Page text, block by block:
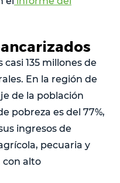
casi 135 millones de
En la región de
de la población
pobreza es del 77%,
ingresos de
pecuaria y
con alto